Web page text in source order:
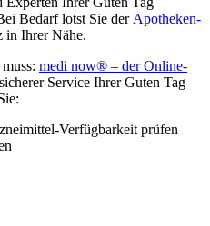
Bedarf lotst Sie der Apotheken-
in Ihrer Nähe.
medi now® – der Online-
Service Ihrer Guten Tag
Verfügbarkeit prüfen